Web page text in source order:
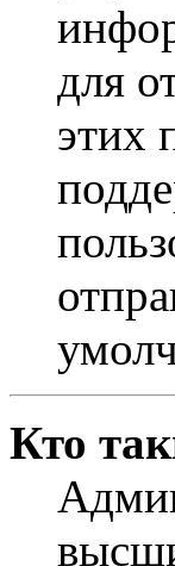
для
этих
Кто